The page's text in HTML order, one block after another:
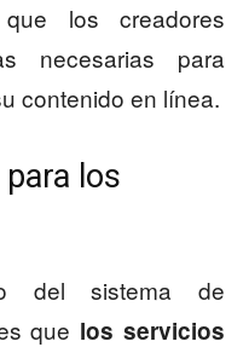
los creadores
necesarias para
contenido en línea.
los
del sistema de
que los servicios